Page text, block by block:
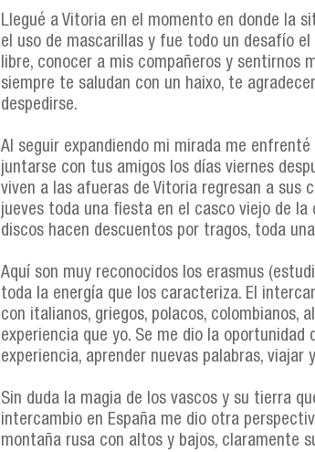
Llegué a Vitoria en el momento en donde la
el uso de mascarillas y fue todo un desafío
libre, conocer a mis compañeros y sentirnos
siempre te saludan con un haixo, te
despedirse.
Al seguir expandiendo mi mirada me
juntarse con tus amigos los días viernes
viven a las afueras de Vitoria regresan a sus
jueves toda una fiesta en el casco viejo de
discos hacen descuentos por tragos, toda
Aquí son muy reconocidos los erasmus
toda la energía que los caracteriza. El
con italianos, griegos, polacos, colombianos,
experiencia que yo. Se me dio la
experiencia, aprender nuevas palabras,
Sin duda la magia de los vascos y su tierra
intercambio en España me dio otra
montaña rusa con altos y bajos, claramente